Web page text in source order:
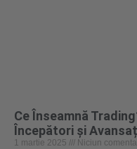
Ce Înseamnă
Începători și
1 martie 2025 Niciun